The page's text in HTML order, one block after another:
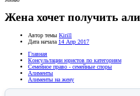
Жена хочет получить
Автор темы Kirill
Дата начала 14 Апр 2017
Главная
Консультации юристов по категориям
Семейное право - семейные споры
Алименты
Алименты на жену